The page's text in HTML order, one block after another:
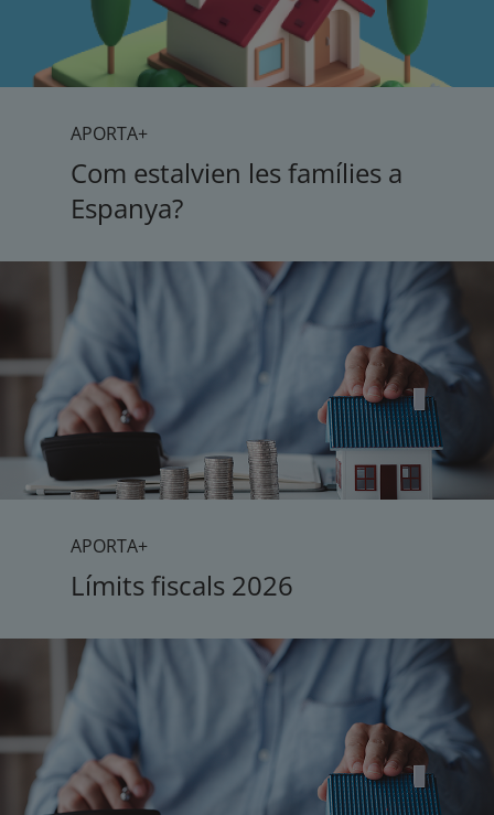
APORTA+
Com estalvien les famílies a
Espanya?
APORTA+
Límits fiscals 2026